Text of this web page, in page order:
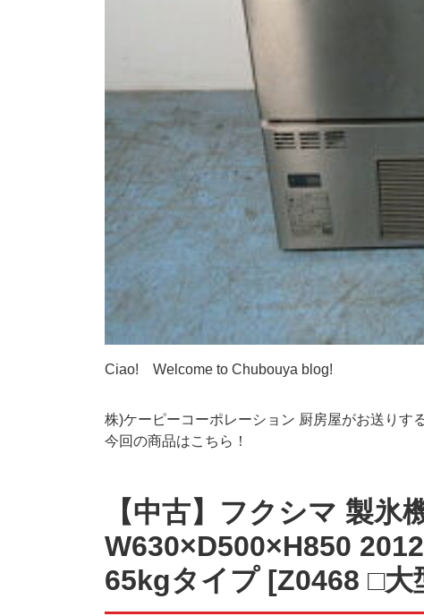
Ciao! Welcome to Chubouya blog!
株)ケーピーコーポレーション 厨房屋がお送りす
今回の商品はこちら！
【中古】フクシマ 製氷
W630×D500×H850
65kgタイプ [Z0468 □大